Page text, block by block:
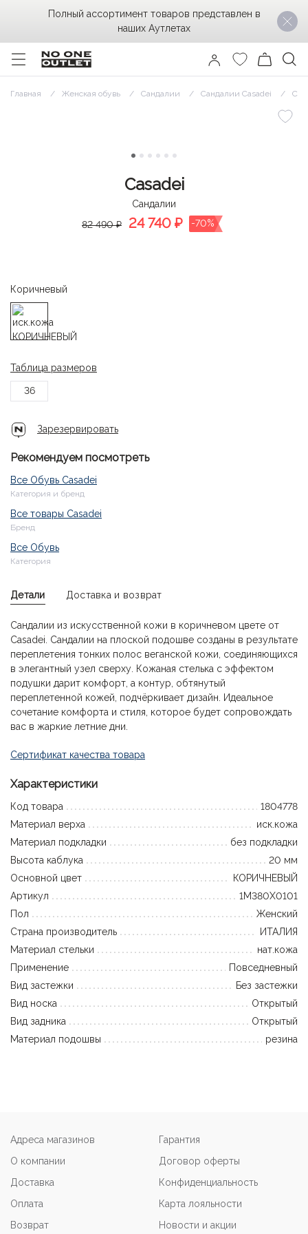
Главная Женская обувь Сандалии Сандалии Casadei
Casadei
Сандалии
82 490 ₽
24 740 ₽ -70%
Коричневый
Таблица размеров
36
Зарезервировать
Рекомендуем посмотреть
Все Обувь Casadei
Категория и бренд
Все товары Casadei
Бренд
Все Обувь
Категория
Детали Доставка и возврат
Сандалии из искусственной кожи в коричневом цвете от
Casadei. Сандалии на плоской подошве созданы в результате
переплетения тонких полос веганской кожи, соединяющихся
в элегантный узел сверху. Кожаная стелька с эффектом
подушки дарит комфорт, а контур, обтянутый
переплетенной кожей, подчёркивает дизайн. Идеальное
сочетание комфорта и стиля, которое будет сопровождать
вас в жаркие летние дни.
Сертификат качества товара
Характеристики
Код товара
1804778
Материал верха
иск.кожа
Материал подкладки
без подкладки
Высота каблука
20 мм
Основной цвет
КОРИЧНЕВЫЙ
Артикул
1M380X0101
Пол
Женский
Страна производитель
ИТАЛИЯ
Материал стельки
нат.кожа
Применение
Повседневный
Вид застежки
Без застежки
Вид носка
Открытый
Вид задника
Открытый
Материал подошвы
резина
Полный ассортимент товаров представлен в
наших Аутлетах
Адреса магазинов
О компании
Доставка
Оплата
Возврат
Гарантия
Договор оферты
Конфиденциальность
Карта лояльности
Новости и акции